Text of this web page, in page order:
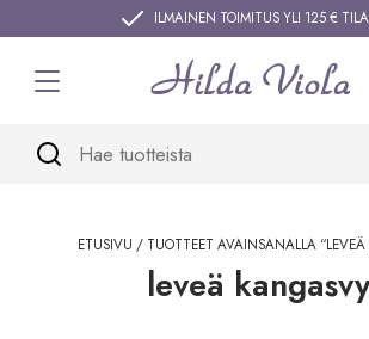
ILMAINEN TOIMITUS YLI 125 €
ETUSIVU / TUOTTEET AVAINSANALLA
leveä